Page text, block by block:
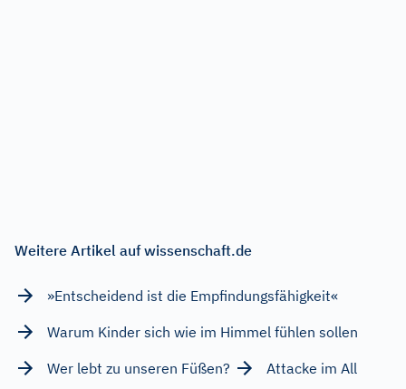
Weitere Artikel auf wissenschaft.de
»Entscheidend ist die Empfindungsfähigkeit«
Warum Kinder sich wie im Himmel fühlen sollen
Wer lebt zu unseren Füßen?
Attacke im All